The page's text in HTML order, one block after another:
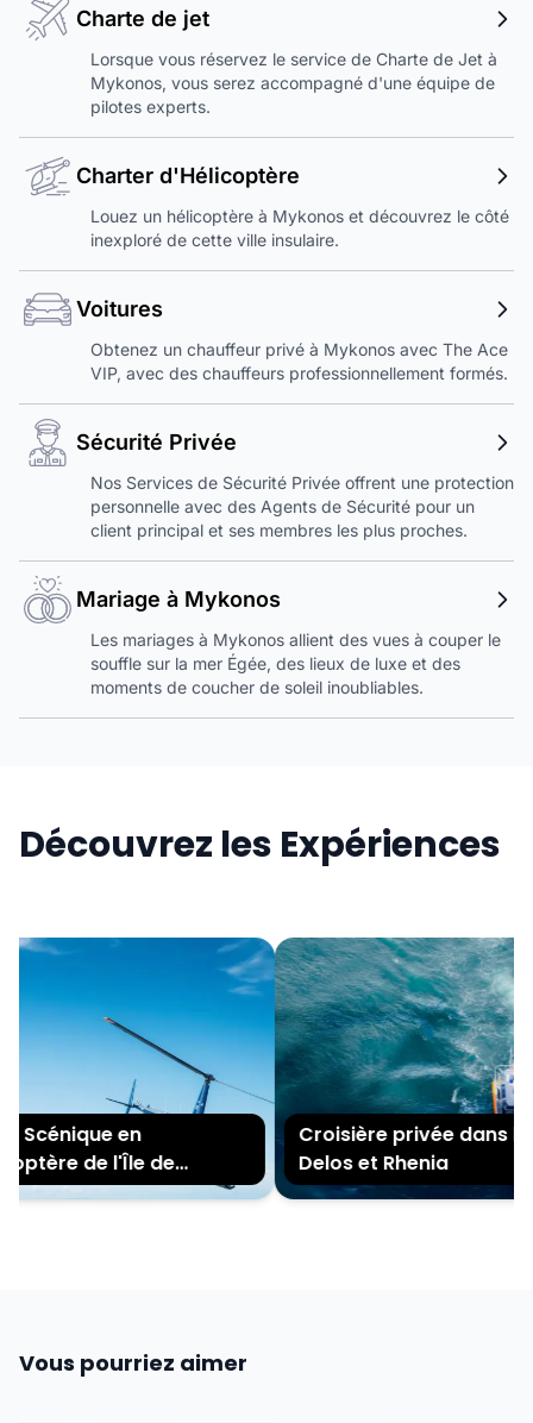
Charte de jet
Lorsque vous réservez le service de Charte de Jet à
Mykonos, vous serez accompagné d'une équipe de
pilotes experts.
Charter d'Hélicoptère
Louez un hélicoptère à Mykonos et découvrez le côté
inexploré de cette ville insulaire.
Voitures
Obtenez un chauffeur privé à Mykonos avec The Ace
VIP, avec des chauffeurs professionnellement formés.
Sécurité Privée
Nos Services de Sécurité Privée offrent une protection
personnelle avec des Agents de Sécurité pour un
client principal et ses membres les plus proches.
Mariage à Mykonos
Les mariages à Mykonos allient des vues à couper le
souffle sur la mer Égée, des lieux de luxe et des
moments de coucher de soleil inoubliables.
Découvrez les Expériences
Scénique en
de l'Île de
Croisière privée dans les
Delos et Rhenia
Vous pourriez aimer